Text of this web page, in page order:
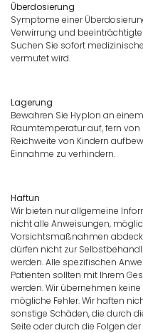
Überdosierung
Symptome einer
Verwirrung und
Suchen Sie sofort
vermutet wird.
Lagerung
Bewahren Sie Hyplon an
Raumtemperatur auf, fern von
Reichweite von Kindern
Einnahme zu verhindern.
Haftun
Wir bieten nur allgemeine
nicht alle Anweisungen,
Vorsichtsmaßnahmen
dürfen nicht zur
werden. Alle spezifischen
Patienten sollten mit Ihrem
werden. Wir übernehmen
mögliche Fehler. Wir haften
sonstige Schäden, die durch
Seite oder durch die Folgen